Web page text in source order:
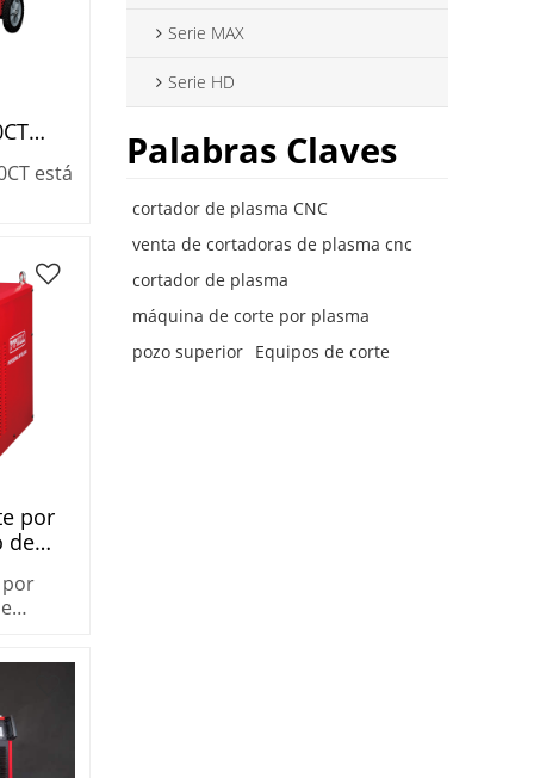
está
100 %.
por
de
por
Serie MAX
Serie HD
Palabras Claves
cortador de plasma CNC
venta de cortadoras de plasma cnc
cortador de plasma
máquina de corte por plasma
pozo superior Equipos de corte